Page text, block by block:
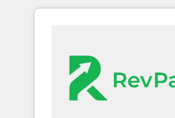
our globally integrated
looking for...and get your
moving!
Onboarding obsessed ★
engine. We onboard your
data, and build AI-
drive adoption from week